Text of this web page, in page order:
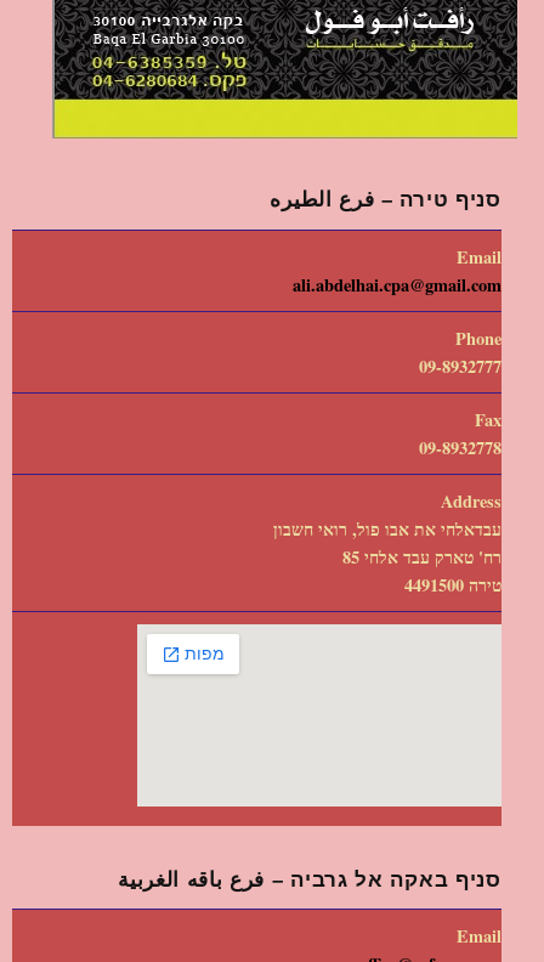
סניף טירה – فرع الطيره
Email
ali.abdelhai.cpa@gmail.com
Phone
09-8932777
Fax
09-8932778
Address
עבדאלחי את אבו פול, רואי חשבון
רח' טארק עבד אלחי 85
טירה 4491500
סניף באקה אל גרביה – فرع باقه الغربية
Email